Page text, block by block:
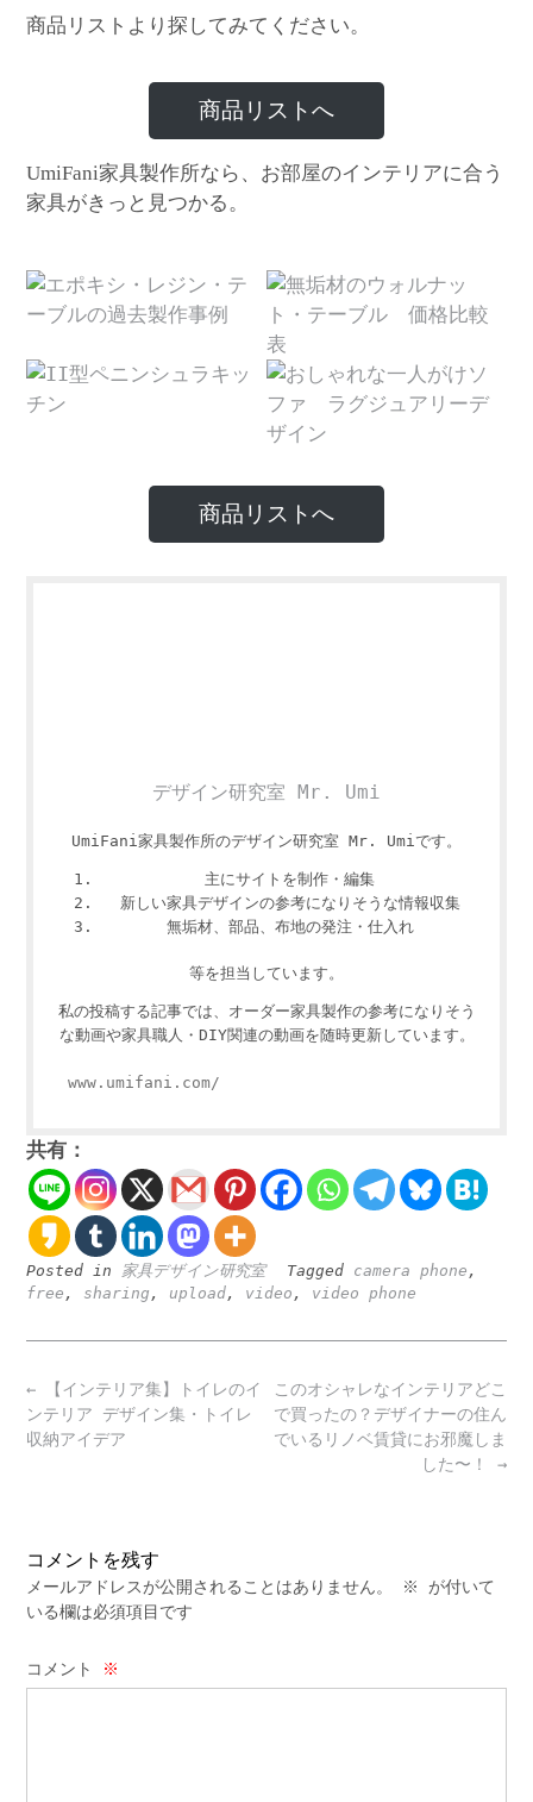
商品リストより探してみてください。
商品リストへ
UmiFani家具製作所なら、お部屋のインテリアに合う
家具がきっと見つかる。
商品リストへ
デザイン研究室 Mr. Umi
UmiFani家具製作所のデザイン研究室 Mr. Umiです。
主にサイトを制作・編集
新しい家具デザインの参考になりそうな情報収集
無垢材、部品、布地の発注・仕入れ
等を担当しています。
私の投稿する記事では、オーダー家具製作の参考になりそう
な動画や家具職人・DIY関連の動画を随時更新しています。
www.umifani.com/
共有：
Posted in 家具デザイン研究室 Tagged camera phone ,
free , sharing , upload, video , video phone
Post
navigation
このオシャレなインテリアどこ
で買ったの？デザイナーの住ん
でいるリノベ賃貸にお邪魔しま
した〜！ →
← 【インテリア集】トイレのイ
ンテリア デザイン集・トイレ
収納アイデア
コメントを残す
メールアドレスが公開されることはありません。 ※
が付いて
いる欄は必須項目です
コメント ※